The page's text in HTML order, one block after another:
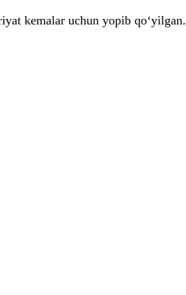
kemalar uchun yopib qo‘yilgan.